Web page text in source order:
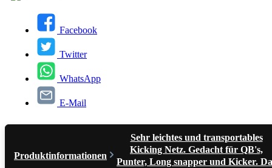
Facebook
Twitter
WhatsApp
E-Mail
Produktinformationen
Sehr leichtes und transportables
Kicking Netz. Gedacht für QB's,
Punter, Long snapper und Kicker.